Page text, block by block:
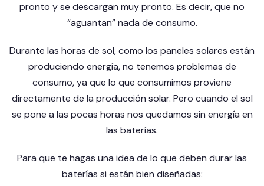
pronto y se descargan muy pronto. Es decir, que no
“aguantan” nada de consumo.
Durante las horas de sol, como los paneles solares están
produciendo energía, no tenemos problemas de
consumo, ya que lo que consumimos proviene
directamente de la producción solar. Pero cuando el sol
se pone a las pocas horas nos quedamos sin energía en
las baterías.
Para que te hagas una idea de lo que deben durar las
baterías si están bien diseñadas: